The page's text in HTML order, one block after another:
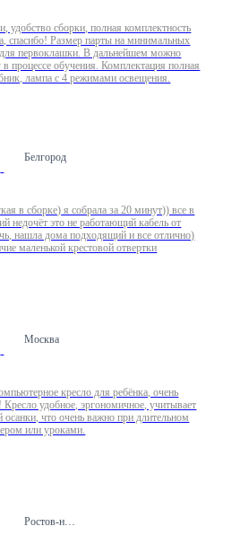
удобство сборки, полная комплектность
спасибо! Размер парты на минимальных
первоклашки. В дальнейшем можно
в процессе обучения. Комплектация полная
лампа с 4 режимами освещения.
Белгород
в сборке) я собрала за 20 минут)) все в
недочёт это не работающий кабель от
нашла дома подходящий и все отлично)
маленькой крестовой отвертки
Москва
кресло для ребёнка, очень
удобное, эргономичное, учитывает
осанки, что очень важно при длительном
или уроками.
Ростов-на-Дону